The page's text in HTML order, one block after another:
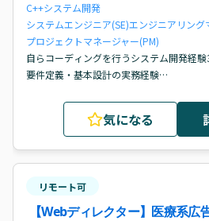
C++システム開発
システムエンジニア(SE)エンジニアリング
プロジェクトマネージャー(PM)
自らコーディングを行うシステム開発経
要件定義・基本設計の実務経験
験があること
クライアント折衝・提案経験と英語での
気になる
リモート可
【Webディレクター】医療系広